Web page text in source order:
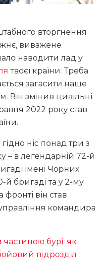
вторгнення
виважене
наводити лад у
твоєї країни. Треба
загасити наше
Він змінив цивільні
2022 року став
ніс понад три з
– в легендарній 72-й
імені Чорних
й бригаді та у 2-му
він став
командира
частиною бурі: як
підрозділ